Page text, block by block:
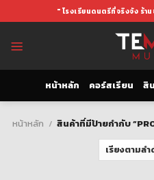
to
" โรงเรียนดนตรีที่จริงจัง ร้าน
หน้าหลัก คอร์สเรียน สิ
หน้าหลัก / สินค้าที่มีป้ายกำกับ